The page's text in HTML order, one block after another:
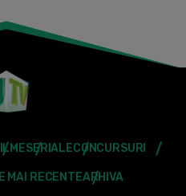
SERIALECONCURSURI
MAI RECENTEARHIVA